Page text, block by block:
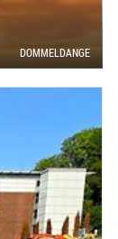
DOMMELDANGE